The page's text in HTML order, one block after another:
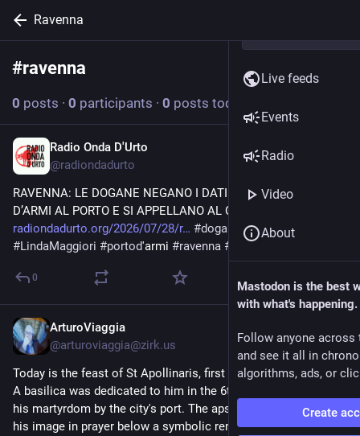
Ravenna
#ravenna Follow hashtag
0 posts · 0 participants · 0 posts today
Radio Onda D'Urto
@radiondadurto
RAVENNA: LE DOGANE NEGANO I DATI SUL TRAFFICO
D’ARMI AL PORTO E SI APPELLANO AL CONSIGLIO DI STATO
radiondadurto.org/2026/07/28/r
#dogana
#LindaMaggiori #portod'armi #ravenna # News
0
ArturoViaggia
@arturoviaggia@zirk.us
Today is the feast of St Apollinaris, first bishop of #Ravenna.
A basilica was dedicated to him in the 6th c. near the site of
his martyrdom by the city's port. The apse is decorated with
his image in prayer below a symbolic rendering of the
Live feeds
Events
Radio
Video
About
Mastodon is the best
with what's happening.
Follow anyone across
and see it all in
algorithms, ads, or
Create